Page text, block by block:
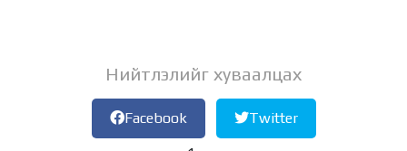
Нийтлэлийг хуваалцах
Facebook Twitter